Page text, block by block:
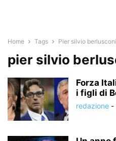
Home Tags Pier silvio berlusconi
pier silvio
Forza
i figli di
redazione -